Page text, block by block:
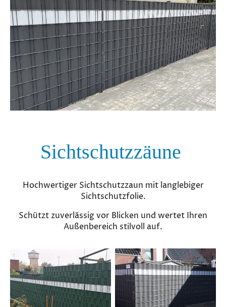
Sichtschutzzäune
Hochwertiger Sichtschutzzaun mit langlebiger
Sichtschutzfolie.
Schützt zuverlässig vor Blicken und wertet Ihren
Außenbereich stilvoll auf.